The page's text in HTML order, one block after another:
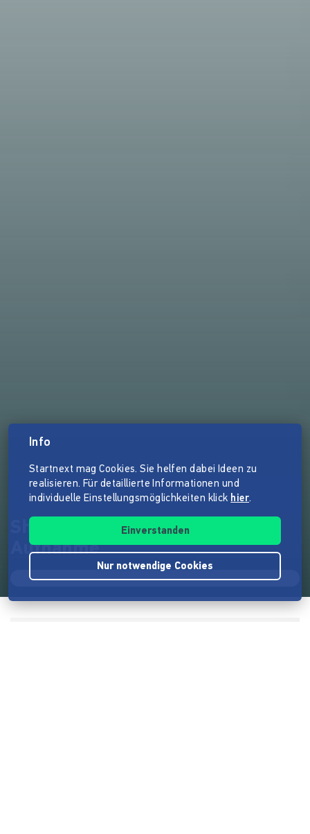
Shawn & the Wolf - Debut CD
Aufnahme
Info
Startnext mag Cookies. Sie helfen dabei Ideen zu
realisieren. Für detaillierte Informationen und
individuelle Einstellungsmöglichkeiten klick hier.
Einverstanden
Nur notwendige Cookies